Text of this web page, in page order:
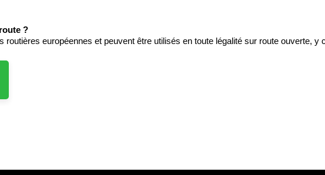
?
européennes et peuvent être utilisés en toute légalité sur route ouverte, y